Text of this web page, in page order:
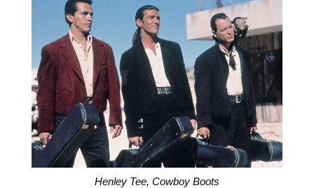
Henley Tee, Cowboy Boots